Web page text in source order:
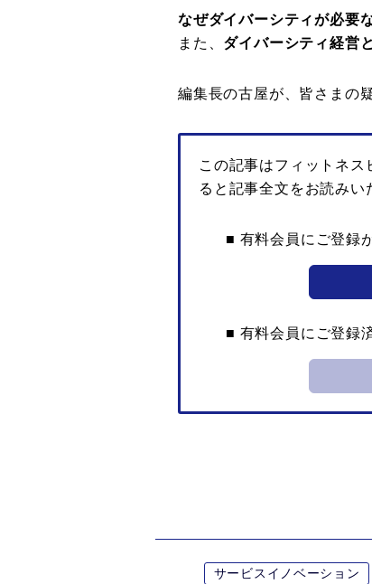
なぜダイバーシティが必要
また、 ダイバーシティ経営
編集長の古屋が、皆さまの
この記事はフィットネ
ると記事全文をお読みい
■ 有料会員にご登録
■ 有料会員にご登録
サービスイノベーション